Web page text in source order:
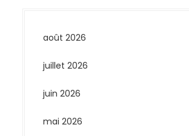
août 2026
juillet 2026
juin 2026
mai 2026